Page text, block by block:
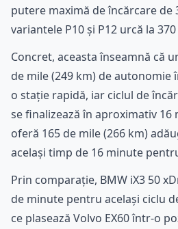
putere maximă de încărcare de
variantele P10 și P12 urcă la 370
Concret, aceasta înseamnă că
de mile (249 km) de autonomie
o stație rapidă, iar ciclul de
se finalizează în aproximativ 16
oferă 165 de mile (266 km)
același timp de 16 minute
Prin comparație, BMW iX3 50
de minute pentru același ciclu
ce plasează Volvo EX60 într-o